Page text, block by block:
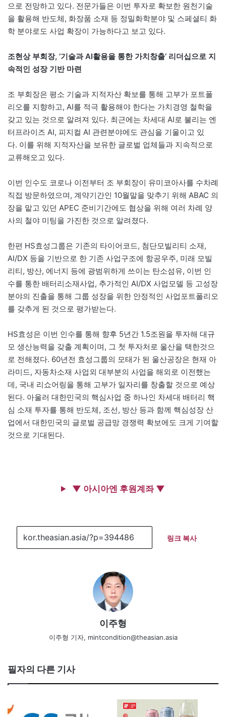
으로 전망하고 있다. 전문가들은 이번 투자로 확보한 원천기술
을 활용해 반도체, 화장품 소재 등 정밀화학분야 및 스페셜티 화
학 분야로도 사업 확장이 가능하다고 보고 있다.
조현상 부회장, ‘기술과 AI활용을 통한 가치창출’ 리더십으로 지
속적인 성장 기반 마련
조 부회장은 평소 기술과 지적자산 확보를 통해 고부가 포트폴
리오를 지향하고, AI를 적극 활용해야 한다는 가치경영 철학을
갖고 있는 것으로 알려져 있다. 최근에는 차세대 AI로 불리는 엔
터프라이즈 AI, 피지컬 AI 관련분야에도 관심을 기울이고 있
다. 이를 위해 지적자산을 보유한 글로벌 업체들과 지속적으로
교류해오고 있다.
이번 인수도 코로나 이전부터 조 부회장이 유미코아사를 수차례
직접 방문하였으며, 계약기간인 10월말을 맞추기 위해 ABAC 의
장을 맡고 있던 APEC 준비기간에도 협상을 위해 여러 차례 양
사의 철야 미팅을 가진한 것으로 알려졌다.
한편 HS효성그룹은 기존의 타이어코드, 첨단모빌리티 소재,
AI/DX 등을 기반으로 한 기존 사업구조에 항공우주, 미래 모빌
리티, 방산, 에너지 등에 광범위하게 쓰이는 탄소섬유, 이번 인
수를 통한 배터리소재사업, 추가적인 AI/DX 사업모델 등 고성장
분야의 진출을 통해 그룹 성장을 위한 안정적인 사업포트폴리오
를 갖추게 된 것으로 평가받는다.
HS효성은 이번 인수를 통해 향후 5년간 1.5조원을 투자해 대규
모 생산능력을 갖출 계획이며, 그 첫 투자처로 울산을 택한것으
로 전해졌다. 60년전 효성그룹의 모태가 된 울산공장은 현재 아
라미드, 자동차소재 사업외 대부분의 사업을 해외로 이전했는
데, 국내 리쇼어링을 통해 고부가 일자리를 창출할 것으로 예상
된다. 아울러 대한민국의 핵심사업 중 하나인 차세대 배터리 핵
심 소재 투자를 통해 반도체, 조선, 방산 등과 함께 핵심성장 산
업에서 대한민국의 글로벌 공급망 경쟁력 확보에도 크게 기여할
것으로 기대된다.
▼ 아시아엔 후원계좌 ▼
링크 복사
이주형
이주형 기자, mintcondition@theasian.asia
필자의 다른 기사